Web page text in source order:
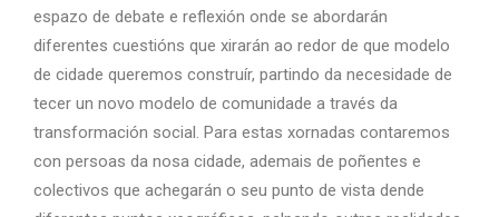
espazo de debate e reflexión onde se abordarán
diferentes cuestións que xirarán ao redor de que modelo
de cidade queremos construír, partindo da necesidade de
tecer un novo modelo de comunidade a través da
transformación social. Para estas xornadas contaremos
con persoas da nosa cidade, ademais de poñentes e
colectivos que achegarán o seu punto de vista dende